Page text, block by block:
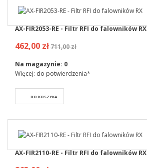
AX-FIR2053-RE - Filtr RFI do falowników RX
462,00 zł711,00 zł
Na magazynie: 0
Więcej: do potwierdzenia*
DO KOSZYKA
AX-FIR2110-RE - Filtr RFI do falowników RX